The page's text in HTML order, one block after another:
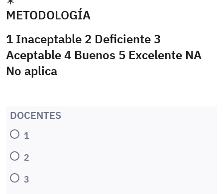
METODOLOGÍA
1 Inaceptable 2 Deficiente 3
Aceptable 4 Buenos 5 Excelente NA
No aplica
DOCENTES
1
2
3